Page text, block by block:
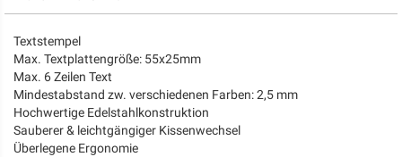
Textstempel
Max. Textplattengröße: 55x25mm
Max. 6 Zeilen Text
Mindestabstand zw. verschiedenen Farben: 2,5 mm
Hochwertige Edelstahlkonstruktion
Sauberer & leichtgängiger Kissenwechsel
Überlegene Ergonomie